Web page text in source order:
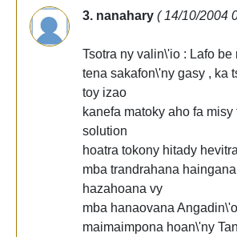
3. nanahary ( 14/10/2004
Tsotra ny valin\'io : Lafo be
tena sakafon\'ny gasy , ka
toy izao
kanefa matoky aho fa misy
solution
hoatra tokony hitady
mba trandrahana
hazahoana vy
mba hanaovana
maimaimpona hoan\'ny